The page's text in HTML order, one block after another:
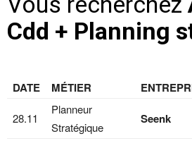
Cdd + Planning
DATE MÉTIER
28.11
Planneur
Stratégique
Seenk